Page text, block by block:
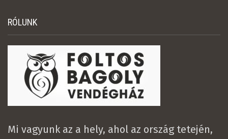
RÓLUNK
Mi vagyunk az a hely, ahol az ország tetején,